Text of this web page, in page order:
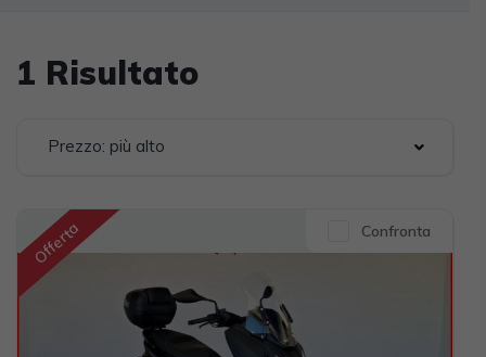
1 Risultato
Prezzo: più alto
Offerta Confronta